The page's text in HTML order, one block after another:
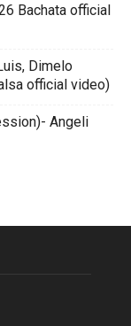
Bachata official
Dimelo
official video)
Angeli